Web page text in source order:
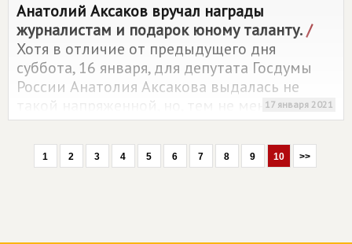
Анатолий Аксаков вручал награды
журналистам и подарок юному таланту./
Хотя в отличие от предыдущего дня
суббота, 16 января, для депутата Госдумы
России Анатолия Аксакова выдалась не
такой напряженной, но, тем не менее, такой
же значимой.
17 января 2021
1 2 3 4 5 6 7 8 9 10 >>